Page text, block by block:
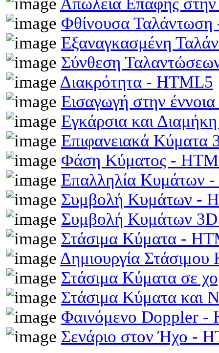
Φθίνουσα
Εξαναγκασμένη
Σύνθεση
Διακρότητα - HTML5
Εισαγωγή στην
Εγκάρσια και
Επιφανειακά
Φάση Κύματος -
Επαλληλία Κυμάτων
Συμβολή Κυμάτων -
Συμβολή Κυμάτων
Στάσιμα Κύματα -
Δημιουργία
Στάσιμα Κύματα σε
Στάσιμα Κύματα και
Φαινόμενο Doppler -
Σενάριο στον Ήχο -